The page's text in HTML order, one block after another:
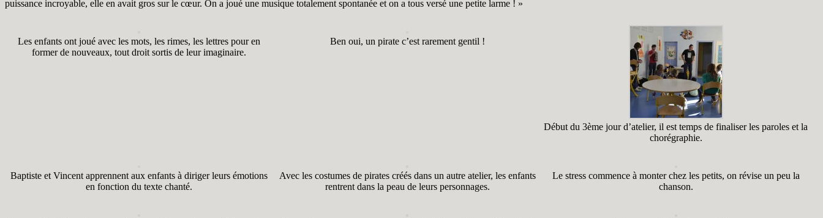
puissance incroyable, elle en avait gros sur le cœur. On a joué une musique totalement spontanée et on a tous versé une petite larme ! »
Les enfants ont joué avec les mots, les rimes, les lettres pour en
former de nouveaux, tout droit sortis de leur imaginaire.
Ben oui, un pirate c’est rarement gentil !
Début du 3ème jour d’atelier, il est temps de finaliser les paroles et la
chorégraphie.
Baptiste et Vincent apprennent aux enfants à diriger leurs émotions
en fonction du texte chanté.
Avec les costumes de pirates créés dans un autre atelier, les enfants
rentrent dans la peau de leurs personnages.
Le stress commence à monter chez les petits, on révise un peu la
chanson.